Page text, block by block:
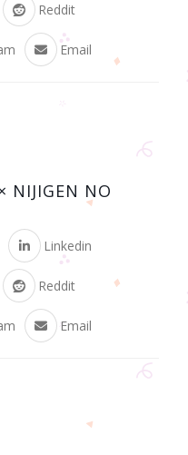
Reddit
Email
NIJIGEN NO
Linkedin
Reddit
Email